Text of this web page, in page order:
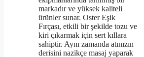
markadır ve yüksek kaliteli
ürünler sunar. Oster Eşik
Fırçası, etkili bir şekilde tozu ve
kiri çıkarmak için sert kıllara
sahiptir. Aynı zamanda atınızın
derisini nazikçe masaj yaparak